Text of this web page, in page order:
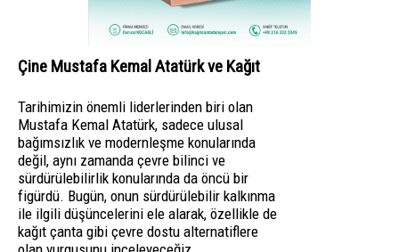
Çine Mustafa Kemal Atatürk ve Kağıt
Tarihimizin önemli liderlerinden biri olan
Mustafa Kemal Atatürk, sadece ulusal
bağımsızlık ve modernleşme konularında
değil, aynı zamanda çevre bilinci ve
sürdürülebilirlik konularında da öncü bir
figürdü. Bugün, onun sürdürülebilir kalkınma
ile ilgili düşüncelerini ele alarak, özellikle de
kağıt çanta gibi çevre dostu alternatiflere